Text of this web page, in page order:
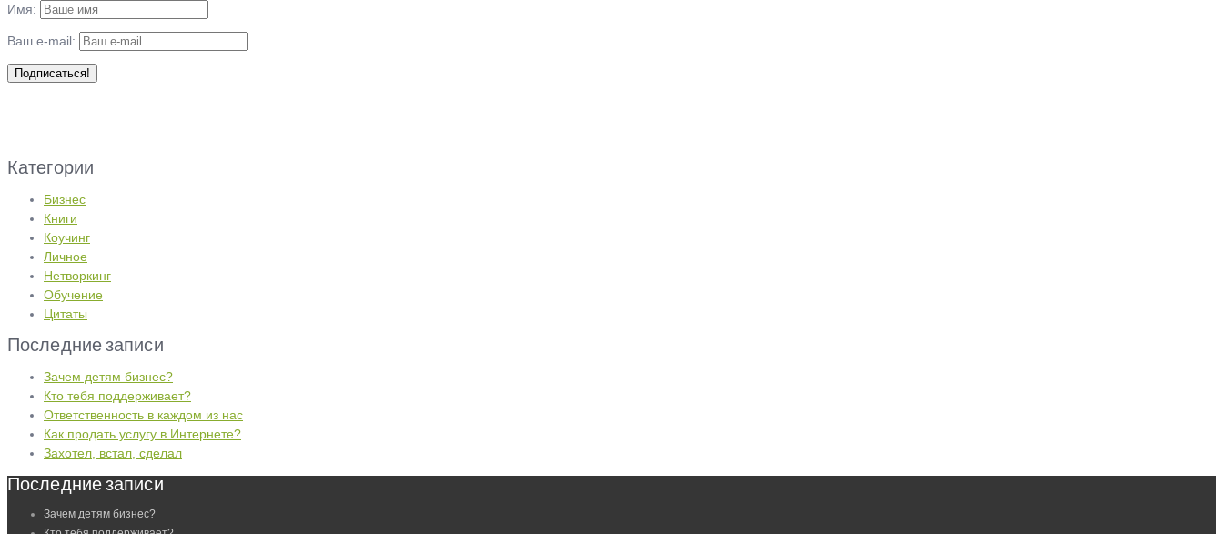
Имя:
Ваш e-mail:
Категории
Бизнес
Книги
Коучинг
Личное
Нетворкинг
Обучение
Цитаты
Последние записи
Зачем детям бизнес?
Кто тебя поддерживает?
Ответственность в каждом из нас
Как продать услугу в Интернете?
Захотел, встал, сделал
Последние записи
Зачем детям бизнес?